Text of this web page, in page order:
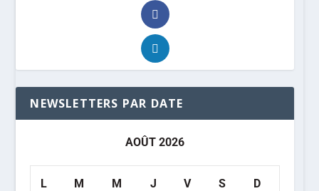
NEWSLETTERS PAR DATE
AOÛT 2026
L M M J V S D